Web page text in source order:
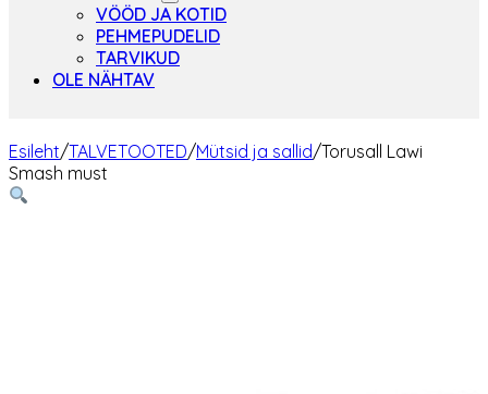
VÖÖD JA KOTID
PEHMEPUDELID
TARVIKUD
OLE NÄHTAV
Esileht/TALVETOOTED/Mütsid ja sallid/Torusall Lawi
Smash must